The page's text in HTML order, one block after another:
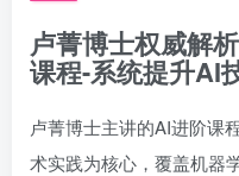
卢菁博士权威解
课程-系统提升AI
卢菁博士主讲的AI进阶课
术实践为核心，覆盖机器